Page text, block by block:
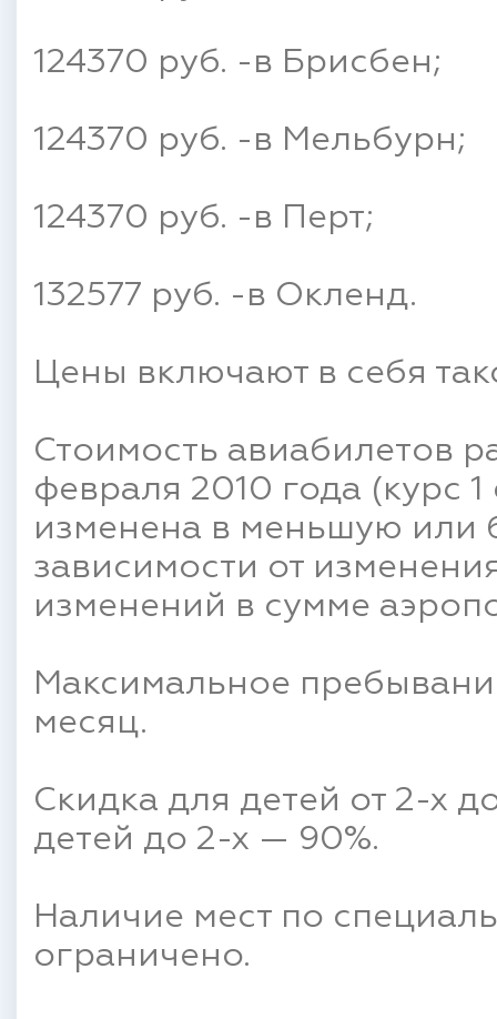
124370 руб. -в Брисбен;
124370 руб. -в Мельбурн;
124370 руб. -в Перт;
132577 руб. -в Окленд.
Цены включают в себя
Стоимость авиабилетов
февраля 2010 года (курс
изменена в меньшую или
зависимости от
изменений в сумме
Максимальное
месяц.
Скидка для детей от 2-х
детей до 2-х — 90%.
Наличие мест по
ограничено.